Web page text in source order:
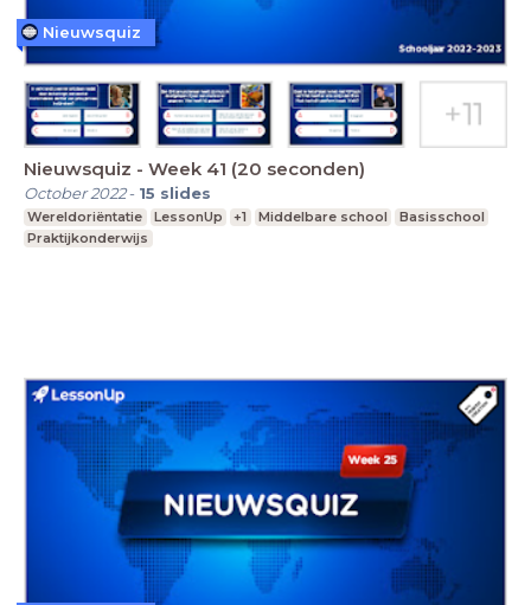
Nieuwsquiz - Week 41 (20 seconden)
October 2022- 15 slides
Wereldoriëntatie LessonUp +1 Middelbare school
Basisschool
Praktijkonderwijs
Nieuwsquiz